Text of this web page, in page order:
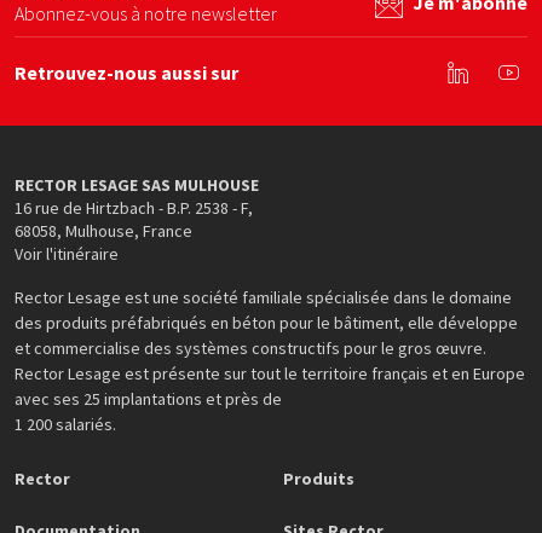
Abonnez-vous à notre newsletter
Retrouvez-nous aussi sur
Linkedin
RECTOR LESAGE SAS MULHOUSE
16 rue de Hirtzbach - B.P. 2538 - F,
68058, Mulhouse, France
Voir l'itinéraire
Rector Lesage est une société familiale spécialisée dans le domaine
des produits préfabriqués en béton pour le bâtiment, elle développe
et commercialise des systèmes constructifs pour le gros œuvre.
Rector Lesage est présente sur tout le territoire français et en Europe
avec ses 25 implantations et près de
1 200 salariés.
Rector Produits